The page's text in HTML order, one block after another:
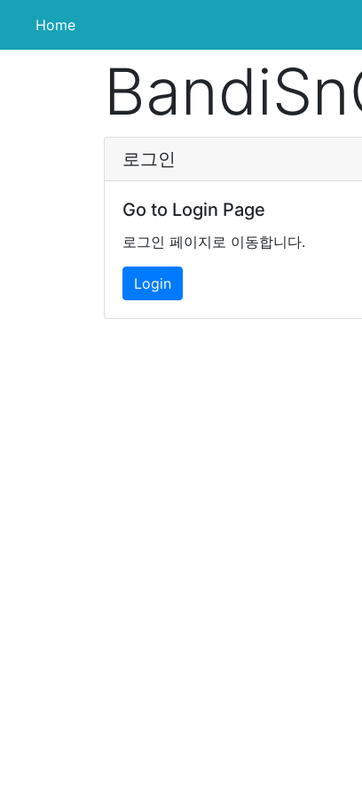
Home(current)
로그인
Go to Login Page
로그인 페이지로 이동합니다.
Login